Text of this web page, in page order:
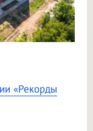
«Рекорды